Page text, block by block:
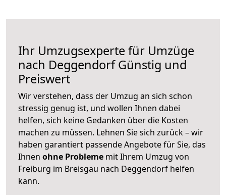
Ihr Umzugsexperte für Umzüge
nach DeggendorfGünstig und
Preiswert
Wir verstehen, dass der Umzug an sich schon
stressig genug ist, und wollen Ihnen dabei
helfen, sich keine Gedanken über die Kosten
machen zu müssen. Lehnen Sie sich zurück – wir
haben garantiert passende Angebote für Sie, das
Ihnen ohne Probleme mit Ihrem Umzug von
Freiburg im Breisgau nach Deggendorf helfen
kann.